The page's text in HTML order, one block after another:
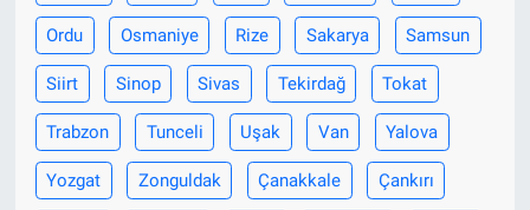
Ordu Osmaniye Rize Sakarya Samsun
Siirt Sinop Sivas Tekirdağ Tokat
Trabzon Tunceli Uşak Van Yalova
Yozgat Zonguldak Çanakkale Çankırı